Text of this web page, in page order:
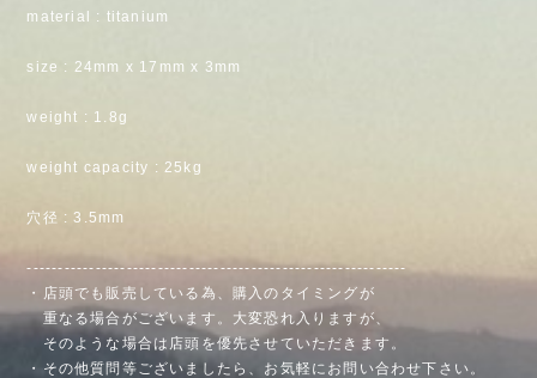
material : titanium
size : 24mm x 17mm x 3mm
weight : 1.8g
weight capacity : 25kg
穴径 : 3.5mm
-------------------------------------------------------------
・店頭でも販売している為、購入のタイミングが
重なる場合がございます。大変恐れ入りますが、
そのような場合は店頭を優先させていただきます。
・その他質問等ございましたら、お気軽にお問い合わせ下さい。